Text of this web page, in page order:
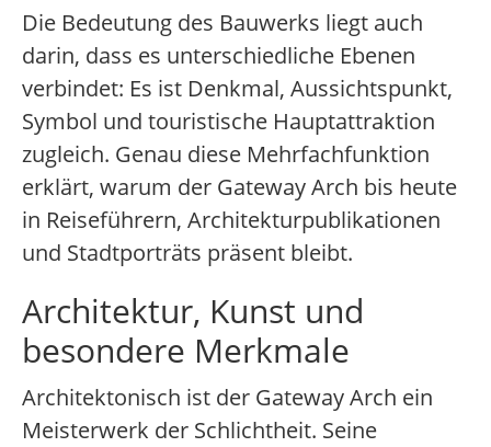
Die Bedeutung des Bauwerks liegt auch
darin, dass es unterschiedliche Ebenen
verbindet: Es ist Denkmal, Aussichtspunkt,
Symbol und touristische Hauptattraktion
zugleich. Genau diese Mehrfachfunktion
erklärt, warum der Gateway Arch bis heute
in Reiseführern, Architekturpublikationen
und Stadtporträts präsent bleibt.
Architektur, Kunst und
besondere Merkmale
Architektonisch ist der Gateway Arch ein
Meisterwerk der Schlichtheit. Seine